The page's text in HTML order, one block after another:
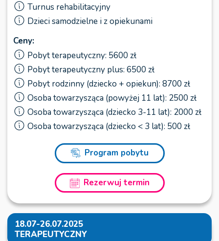
Turnus rehabilitacyjny
Dzieci samodzielne i z opiekunami
Ceny:
Pobyt terapeutyczny: 5600 zł
Pobyt terapeutyczny plus: 6500 zł
Pobyt rodzinny (dziecko + opiekun): 8700 zł
Osoba towarzysząca (powyżej 11 lat): 2500 zł
Osoba towarzysząca (dziecko 3-11 lat): 2000 zł
Osoba towarzysząca (dziecko < 3 lat): 500 zł
Program pobytu
Rezerwuj termin
18.07-26.07.2025
TERAPEUTYCZNY